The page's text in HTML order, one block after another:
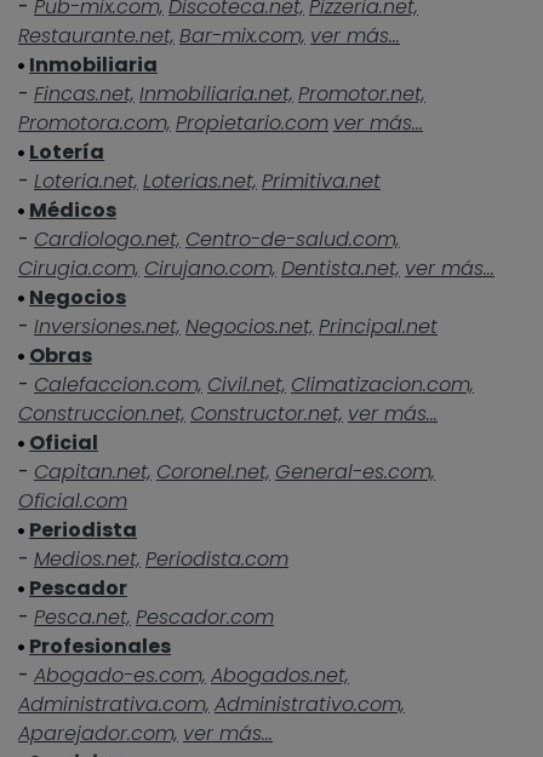
- Pub-mix.com, Discoteca.net, Pizzeria.net,
Restaurante.net, Bar-mix.com, ver más...
Inmobiliaria
- Fincas.net, Inmobiliaria.net, Promotor.net,
Promotora.com, Propietario.com ver más...
Lotería
- Loteria.net, Loterias.net, Primitiva.net
Médicos
- Cardiologo.net, Centro-de-salud.com,
Cirugia.com, Cirujano.com, Dentista.net, ver más...
Negocios
- Inversiones.net, Negocios.net, Principal.net
Obras
- Calefaccion.com, Civil.net, Climatizacion.com,
Construccion.net, Constructor.net, ver más...
Oficial
- Capitan.net, Coronel.net, General-es.com,
Oficial.com
Periodista
- Medios.net, Periodista.com
Pescador
- Pesca.net, Pescador.com
Profesionales
- Abogado-es.com, Abogados.net,
Administrativa.com, Administrativo.com,
Aparejador.com, ver más...